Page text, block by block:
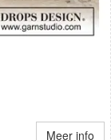
Meer info